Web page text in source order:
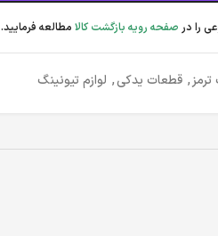
را در صفحه رویه بازگشت کالا مطالعه فرمایید.
, قطعات یدکی, لوازم تیونینگ